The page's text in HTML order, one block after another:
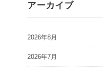
アーカイブ
2026年8月
2026年7月